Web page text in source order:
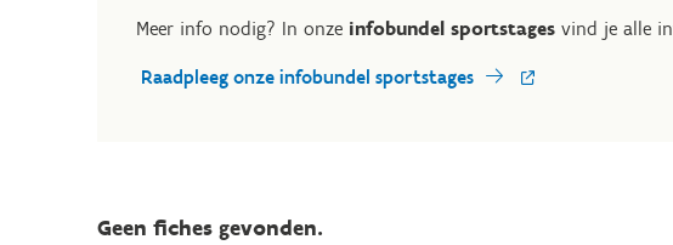
Meer info nodig? In onze infobundel sportstages vind je alle
Raadpleeg onze infobundel sportstages
Geen fiches gevonden.